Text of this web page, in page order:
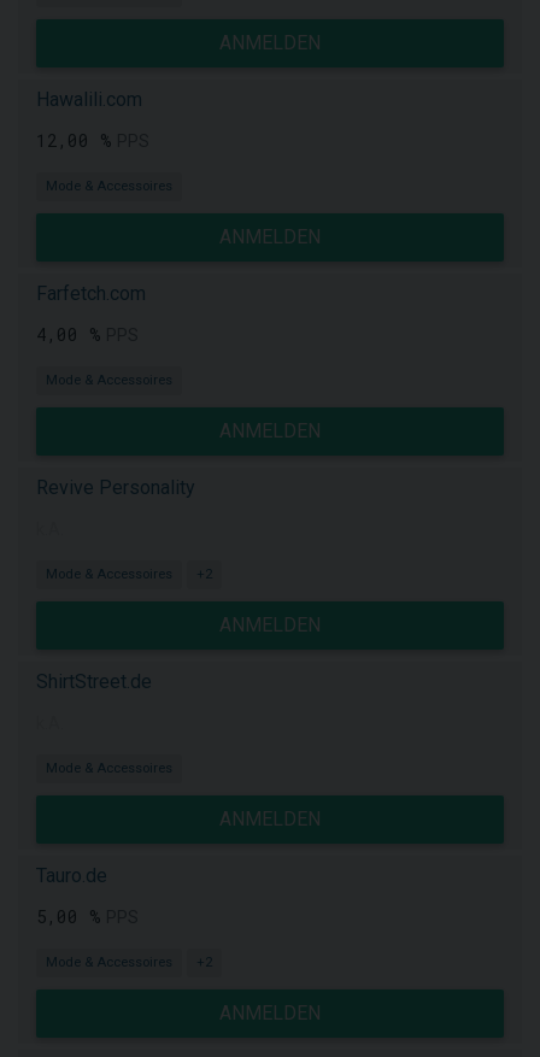
ANMELDEN
Hawalili.com
12,00 %
Mode & Accessoires
ANMELDEN
Farfetch.com
4,00 %
Mode & Accessoires
ANMELDEN
Revive Personality
Mode & Accessoires +2
ANMELDEN
ShirtStreet.de
Mode & Accessoires
ANMELDEN
Tauro.de
5,00 %
Mode & Accessoires +2
ANMELDEN